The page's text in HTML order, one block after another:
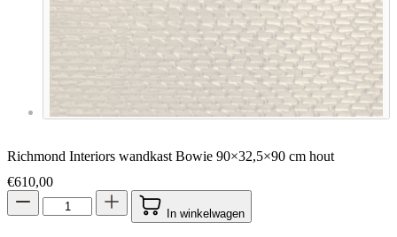
Richmond Interiors wandkast Bowie 90×32,5×90 cm hout
€610,00
In winkelwagen